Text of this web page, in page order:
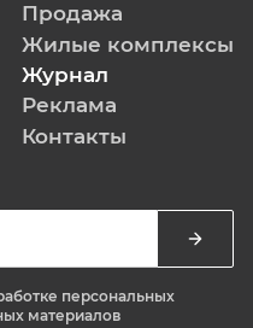
Продажа
Жилые комплексы
Журнал
Реклама
Контакты
персональных
материалов